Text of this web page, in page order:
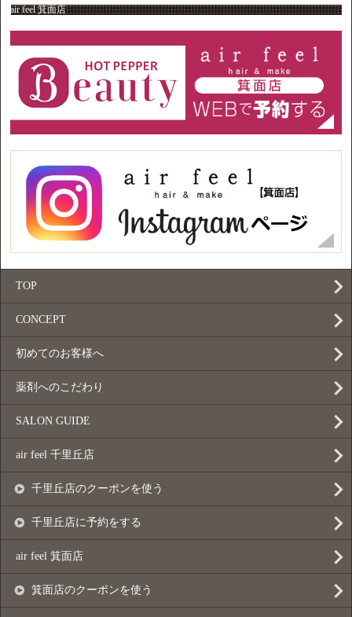
air feel 箕面店
TOP
CONCEPT
初めてのお客様へ
薬剤へのこだわり
SALON GUIDE
air feel 千里丘店
千里丘店のクーポンを使う
千里丘店に予約をする
air feel 箕面店
箕面店のクーポンを使う